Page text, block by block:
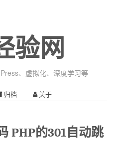
验网
、虚拟化、深度学习等
归档 关于
PHP的301自动跳